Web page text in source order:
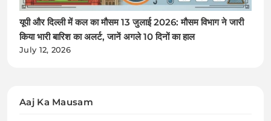
यूपी और दिल्ली में कल का मौसम 13 जुलाई 2026: मौसम विभाग ने जारी
किया भारी बारिश का अलर्ट, जानें अगले 10 दिनों का हाल
July 12, 2026
Aaj Ka Mausam